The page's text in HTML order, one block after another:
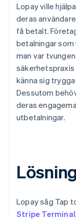
Lopay ville
deras
få betalt.
betalningar som
man var
känna sig
Dessutom
deras
utbetalningar.
Lopay såg Tap
Stripe Terminal